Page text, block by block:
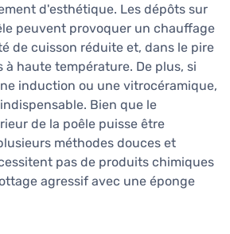
d'esthétique. Les dépôts sur
peuvent provoquer un chauffage
de cuisson réduite et, dans le pire
à haute température. De plus, si
induction ou une vitrocéramique,
Bien que le
de la poêle puisse être
méthodes douces et
pas de produits chimiques
agressif avec une éponge